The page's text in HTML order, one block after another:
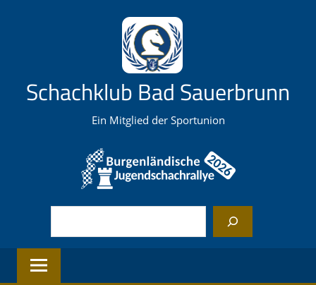
Schachklub Bad Sauerbrunn
Ein Mitglied der Sportunion